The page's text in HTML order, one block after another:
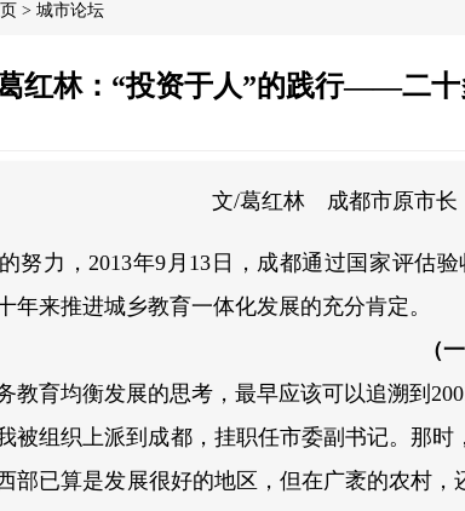
> 城市论坛
红林：“投资于人”的践行——二十
文/葛红林 成都市原市长
努力，2013年9月13日，成都通过国家评估
年来推进城乡教育一体化发展的充分肯定。
（
教育均衡发展的思考，最早应该可以追溯到
被组织上派到成都，挂职任市委副书记。那
部已算是发展很好的地区，但在广袤的农村